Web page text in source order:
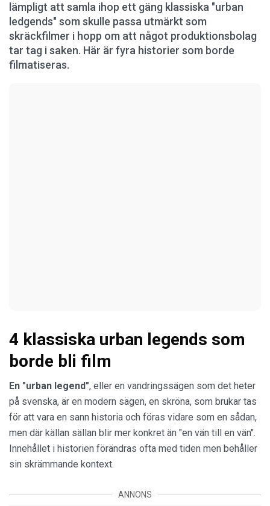
lämpligt att samla ihop ett gäng klassiska "urban
ledgends" som skulle passa utmärkt som
skräckfilmer i hopp om att något produktionsbolag
tar tag i saken. Här är fyra historier som borde
filmatiseras.
4 klassiska urban legends som
borde bli film
En "urban legend", eller en vandringssägen som det heter
på svenska, är en modern sägen, en skröna, som brukar tas
för att vara en sann historia och föras vidare som en sådan,
men där källan sällan blir mer konkret än "en vän till en vän".
Innehållet i historien förändras ofta med tiden men behåller
sin skrämmande kontext.
ANNONS